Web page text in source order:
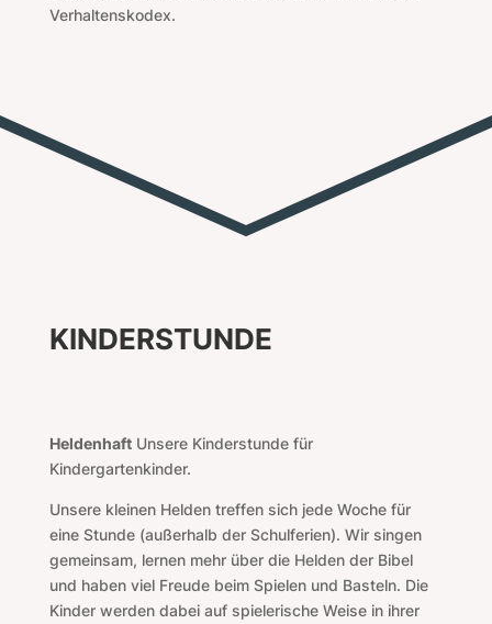
Verhaltenskodex.
KINDERSTUNDE
Heldenhaft Unsere Kinderstunde für
Kindergartenkinder.
Unsere kleinen Helden treffen sich jede Woche für
eine Stunde (außerhalb der Schulferien). Wir singen
gemeinsam, lernen mehr über die Helden der Bibel
und haben viel Freude beim Spielen und Basteln. Die
Kinder werden dabei auf spielerische Weise in ihrer